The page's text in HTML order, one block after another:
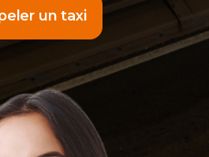
un taxi